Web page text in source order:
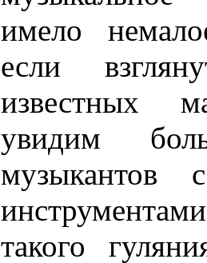
имело
если
известных
увидим
музыкантов
такого